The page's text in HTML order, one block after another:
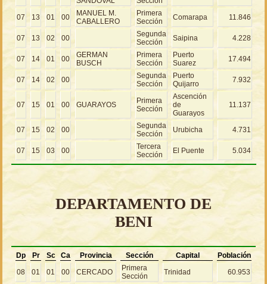
07 13 01 00
MANUEL M.
CABALLERO
Primera
Sección
Comarapa 11.846
07 13 02 00
Segunda
Sección
Saipina 4.228
07 14 01 00
GERMAN
BUSCH
Primera
Sección
Puerto
Suarez
17.494
07 14 02 00
Segunda
Sección
Puerto
Quijarro
7.932
07 15 01 00 GUARAYOS
Primera
Sección
Ascención
de
Guarayos
11.137
07 15 02 00
Segunda
Sección
Urubicha 4.731
07 15 03 00
Tercera
Sección
El Puente 5.034
DEPARTAMENTO DE
BENI
Dp Pr Sc Ca Provincia Sección Capital
Población
08
01 01 00 CERCADO
Primera
Sección
Trinidad 60.953